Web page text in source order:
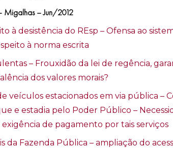
Migalhas – Jun/2012
à desistência do REsp – Ofensa ao
à norma escrita
– Frouxidão da lei de regência,
dos valores morais?
veículos estacionados em via pública –
e estadia pelo Poder Público –
de pagamento por tais serviços
da Fazenda Pública – ampliação do